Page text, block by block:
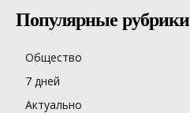
Популярные рубрики
Общество
7 дней
Актуально